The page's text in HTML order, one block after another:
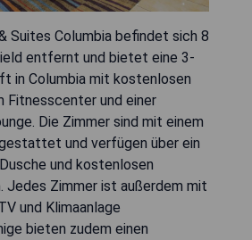
Suites Columbia befindet sich 8
entfernt und bietet eine 3-
in Columbia mit kostenlosen
Fitnesscenter und einer
Die Zimmer sind mit einem
und verfügen über ein
und kostenlosen
Jedes Zimmer ist außerdem mit
und Klimaanlage
bieten zudem einen